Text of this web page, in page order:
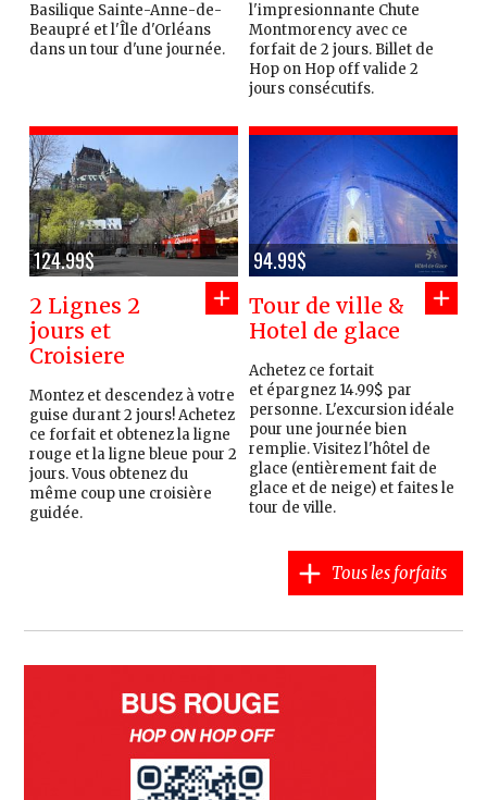
Basilique Sainte-Anne-de-
Beaupré et l'Île d'Orléans
dans un tour d'une journée.
l'impresionnante Chute
Montmorency avec ce
forfait de 2 jours. Billet de
Hop on Hop off valide 2
jours consécutifs.
124.99$
2 Lignes 2
jours et
Croisiere
Montez et descendez à votre
guise durant 2 jours! Achetez
ce forfait et obtenez la ligne
rouge et la ligne bleue pour 2
jours. Vous obtenez du
même coup une croisière
guidée.
94.99$
Tour de ville &
Hotel de glace
Achetez ce fortait
et épargnez 14.99$ par
personne. L'excursion idéale
pour une journée bien
remplie. Visitez l'hôtel de
glace (entièrement fait de
glace et de neige) et faites le
tour de ville.
Tous les forfaits